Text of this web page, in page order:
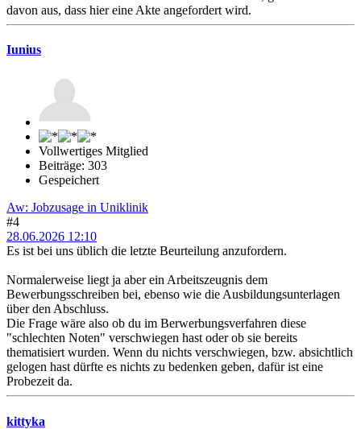
davon aus, dass hier eine Akte angefordert wird.
Iunius
Vollwertiges Mitglied
Beiträge: 303
Gespeichert
Aw: Jobzusage in Uniklinik
#4
28.06.2026 12:10
Es ist bei uns üblich die letzte Beurteilung anzufordern.
Normalerweise liegt ja aber ein Arbeitszeugnis dem
Bewerbungsschreiben bei, ebenso wie die Ausbildungsunterlagen
über den Abschluss.
Die Frage wäre also ob du im Berwerbungsverfahren diese
"schlechten Noten" verschwiegen hast oder ob sie bereits
thematisiert wurden. Wenn du nichts verschwiegen, bzw. absichtlich
gelogen hast dürfte es nichts zu bedenken geben, dafür ist eine
Probezeit da.
kittyka